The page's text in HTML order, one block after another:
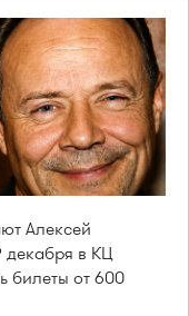
Алексей
в КЦ
билеты от 600